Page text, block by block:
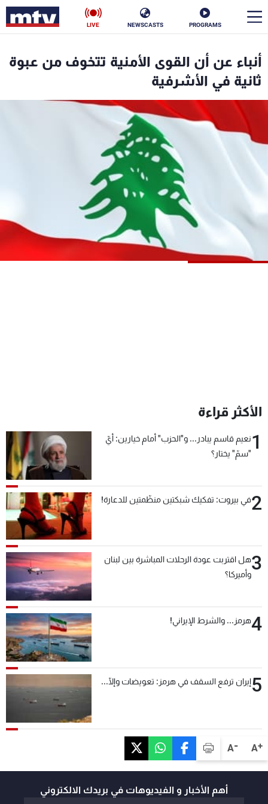
PROGRAMS
NEWSCASTS
LIVE
A+
A-
أنباء عن أن القوى الأمنية تتخوف من عبوة
ثانية في الأشرفية
الأكثر قراءة
1نعيم قاسم يبادر... و"الحزب" أمام خيارين: أيّ
"سمّ" يختار؟
2في بيروت: تفكيك شبكتين منظّمتين للدعارة!
3هل اقتربت عودة الرحلات المباشرة بين لبنان
وأميركا؟
4هرمز... والشرط الإيراني!
5إيران ترفع السقف في هرمز: تعويضات وإلّا...
أهم الأخبار و الفيديوهات في بريدك الالكتروني
en
الأخبار
سياسة ناس
إقتصاد فن
منوعات رياضة
كأس العالم
البرامج
جدول البرامج